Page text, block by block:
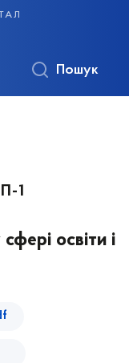
Пошук
1
освіти і